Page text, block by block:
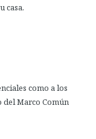
casa.
como a los
del Marco Común